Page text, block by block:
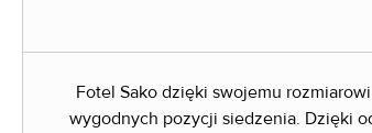
Fotel Sako dzięki swojemu
wygodnych pozycji siedzenia. Dzięki